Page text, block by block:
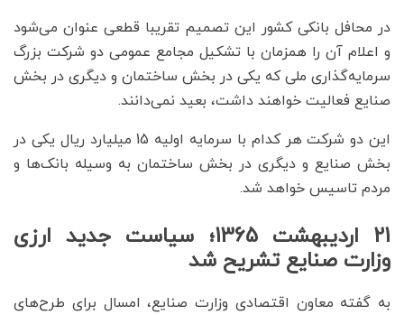
در محافل بانکی کشور این تصمیم تقریبا قطعی عنوان می‌شود
و اعلام آن را همزمان با تشکیل مجامع عمومی دو شرکت بزرگ
سرمایه‌گذاری ملی که یکی در بخش ساختمان و دیگری در بخش
صنایع فعالیت خواهند داشت، بعید نمی‌دانند.
این دو شرکت هر کدام با سرمایه اولیه 15 میلیارد ریال یکی در
بخش صنایع و دیگری در بخش ساختمان به وسیله بانک‌ها و
مردم تاسیس خواهد شد.
21 اردیبهشت 1365؛ سیاست جدید ارزی
وزارت صنایع تشریح شد
به گفته معاون اقتصادی وزارت صنایع، امسال برای طرح‌های